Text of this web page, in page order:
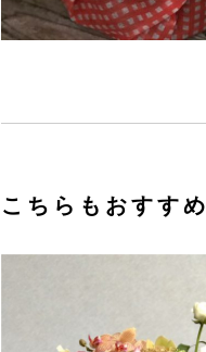
こちらもおすすめ